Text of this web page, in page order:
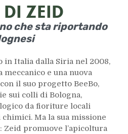
DI ZEID
che sta riportando
in Italia dalla Siria nel 2008,
e una nuova
il suo progetto BeeBo,
sui colli di Bologna,
da fioriture locali
Ma la sua missione
promuove l’apicoltura